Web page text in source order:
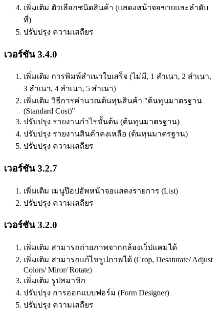
เพิ่มเติม ตัวเลือกชนิดสินค้า (แสดงหน้าจอขายและลำดับ
ที่)
ปรับปรุง ความเสถียร
เวอร์ชัน 3.4.0
เพิ่มเติม การพิมพ์สำเนาใบเสร็จ (ไม่มี, 1 สำเนา, 2 สำเนา,
3 สำเนา, 4 สำเนา, 5 สำเนา)
เพิ่มเติม วิธีการคำนวณต้นทุนสินค้า "ต้นทุนมาตรฐาน
(Standard Cost)"
ปรับปรุง รายงานกำไรขั้นต้น (ต้นทุนมาตรฐาน)
ปรับปรุง รายงานสินค้าคงเหลือ (ต้นทุนมาตรฐาน)
ปรับปรุง ความเสถียร
เวอร์ชัน 3.2.7
เพิ่มเติม เมนูป๊อปอัพหน้าจอแสดงรายการ (List)
ปรับปรุง ความเสถียร
เวอร์ชัน 3.2.0
เพิ่มเติม สามารถถ่ายภาพจากกล้องเว็ปแคมได้
เพิ่มเติม สามารถแก้ไขรูปภาพได้ (Crop, Desaturate/ Adjust
Colors/ Miror/ Rotate)
เพิ่มเติม รูปสมาชิก
ปรับปรุง การออกแบบฟอร์ม (Form Designer)
ปรับปรุง ความเสถียร